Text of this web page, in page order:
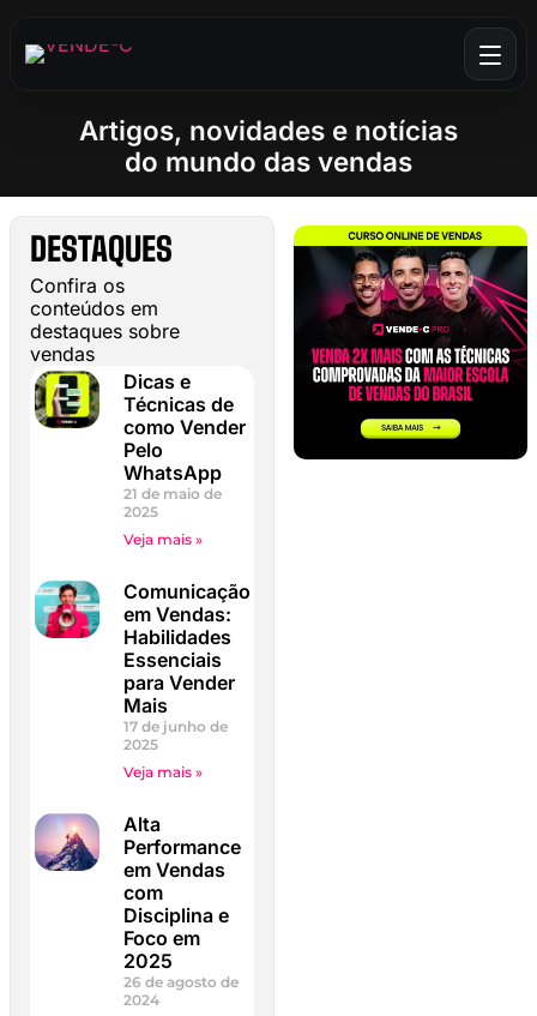
Artigos, novidades e notícias
do mundo das vendas
DESTAQUES
Confira os
conteúdos em
destaques sobre
vendas
Dicas e
Técnicas de
como Vender
Pelo
WhatsApp
21 de maio de
2025
Veja mais »
Comunicação
em Vendas:
Habilidades
Essenciais
para Vender
Mais
17 de junho de
2025
Veja mais »
Alta
Performance
em Vendas
com
Disciplina e
Foco em
2025
26 de agosto de
2024